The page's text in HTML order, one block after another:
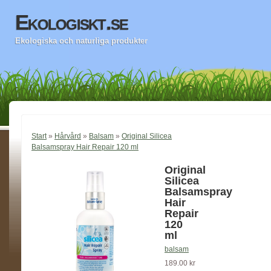
Ekologiskt.se
Ekologiska och naturliga produkter
Start» Hårvård » Balsam » Original Silicea
Balsamspray Hair Repair 120 ml
Original
Silicea
Balsamspray
Hair
Repair
120
ml
balsam
189.00 kr